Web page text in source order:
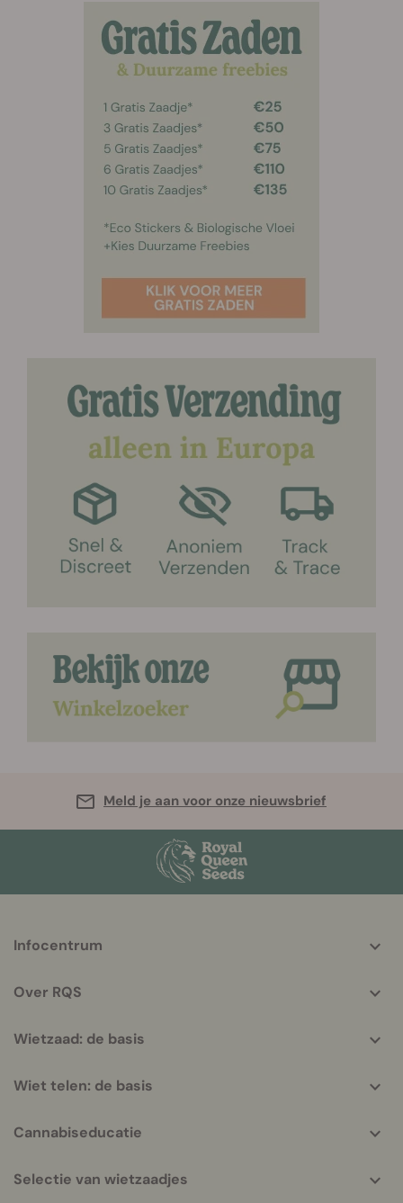
Meld je aan voor onze nieuwsbrief
helpful
Infocentrum
Over RQS
Wietzaad: de basis
Wiet telen: de basis
Cannabiseducatie
Selectie van wietzaadjes